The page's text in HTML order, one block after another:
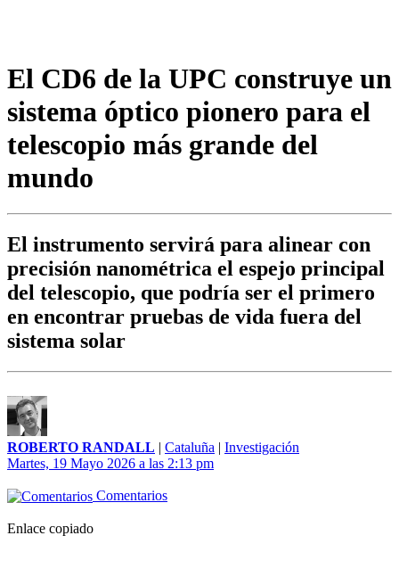
El CD6 de la UPC construye un
sistema óptico pionero para el
telescopio más grande del
mundo
El instrumento servirá para alinear con
precisión nanométrica el espejo principal
del telescopio, que podría ser el primero
en encontrar pruebas de vida fuera del
sistema solar
ROBERTO RANDALL | Cataluña | Investigación
Martes, 19 Mayo 2026 a las 2:13 pm
Comentarios
Enlace copiado